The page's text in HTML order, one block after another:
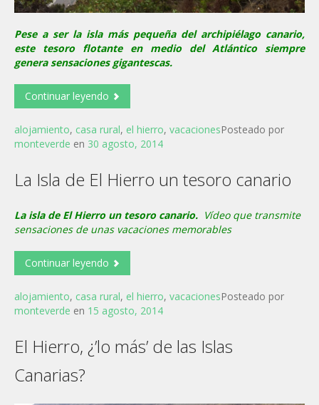
Pese a ser la isla más pequeña del archipiélago canario,
este tesoro flotante en medio del Atlántico siempre
genera sensaciones gigantescas.
Continuar leyendo
alojamiento, casa rural, el hierro, vacacionesPosteado por
monteverde en 30 agosto, 2014
La Isla de El Hierro un tesoro canario
La isla de El Hierro un tesoro canario. Vídeo que transmite
sensaciones de unas vacaciones memorables
Continuar leyendo
alojamiento, casa rural, el hierro, vacacionesPosteado por
monteverde en 15 agosto, 2014
El Hierro, ¿’lo más’ de las Islas
Canarias?